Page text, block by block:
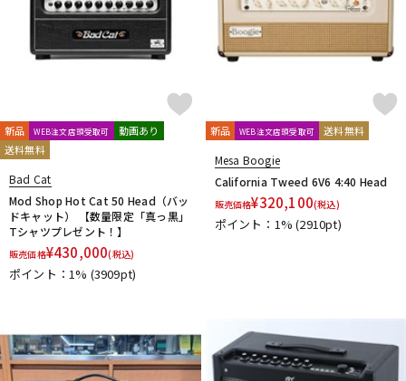
新品 WEB注文店頭受取可
動画あり
送料無料
Bad Cat
Mod Shop Hot Cat 50 Head（バッ
ドキャット） 【数量限定「真っ黒」
Tシャツプレゼント！】
販売価格¥430,000(税込)
ポイント：1% (3909pt)
新品 WEB注文店頭受取可 送料無料
Mesa Boogie
California Tweed 6V6 4:40 Head
販売価格¥320,100(税込)
ポイント：1%(2910pt)